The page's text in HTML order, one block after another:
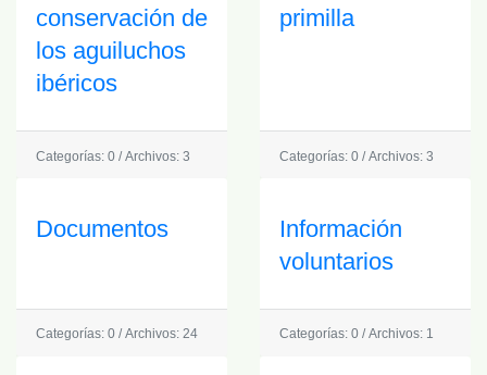
conservación de
los aguiluchos
ibéricos
Categorías: 0/Archivos: 3
primilla
Categorías: 0/Archivos: 3
Documentos
Categorías: 0/Archivos: 24
Información
voluntarios
Categorías: 0/Archivos: 1